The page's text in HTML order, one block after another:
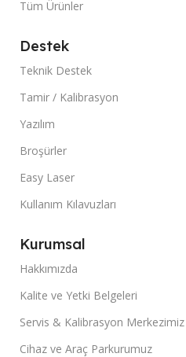
Tüm Ürünler
Destek
Teknik Destek
Tamir / Kalibrasyon
Yazılım
Broşürler
Easy Laser
Kullanım Kılavuzları
Kurumsal
Hakkımızda
Kalite ve Yetki Belgeleri
Servis & Kalibrasyon Merkezimiz
Cihaz ve Araç Parkurumuz